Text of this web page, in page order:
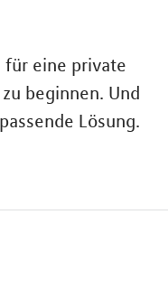
für eine private
beginnen. Und
Lösung.